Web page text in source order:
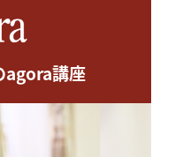
agora講座